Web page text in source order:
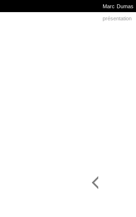
Marc Dumas
présentation